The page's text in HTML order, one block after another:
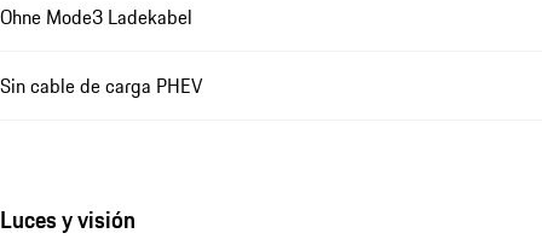
Ohne Mode3 Ladekabel
Sin cable de carga PHEV
Luces y visión